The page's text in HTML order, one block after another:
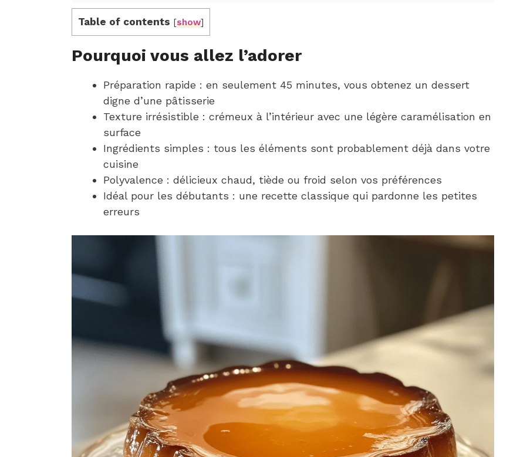
Table of contents [show]
Pourquoi vous allez l’adorer
Préparation rapide : en seulement 45 minutes, vous obtenez un dessert
digne d’une pâtisserie
Texture irrésistible : crémeux à l’intérieur avec une légère caramélisation en
surface
Ingrédients simples : tous les éléments sont probablement déjà dans votre
cuisine
Polyvalence : délicieux chaud, tiède ou froid selon vos préférences
Idéal pour les débutants : une recette classique qui pardonne les petites
erreurs